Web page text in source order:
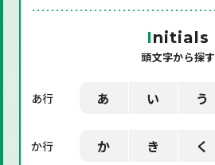
「環境」に関する用語
「業界用語」に関する用語
Initials
頭文字から探す
あ行 あ い う
か行 か き く